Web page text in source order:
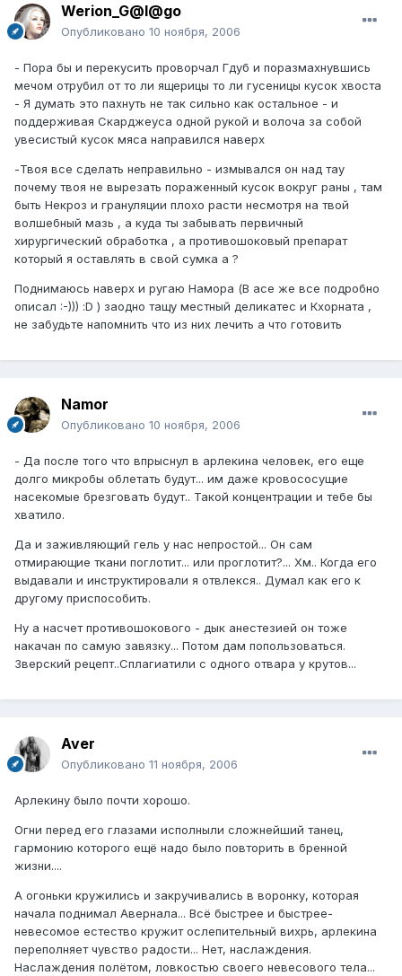
Werion_G@l@go
Опубликовано 10 ноября, 2006
- Пора бы и перекусить проворчал Гдуб и поразмахнувшись
мечом отрубил от то ли ящерицы то ли гусеницы кусок хвоста
- Я думать это пахнуть не так сильно как остальное - и
поддерживая Скарджеуса одной рукой и волоча за собой
увесистый кусок мяса направился наверх
-Твоя все сделать неправильно - измывался он над тау
почему твоя не вырезать пораженный кусок вокруг раны , там
быть Некроз и грануляции плохо расти несмотря на твой
волшебный мазь , а куда ты забывать первичный
хирургический обработка , а противошоковый препарат
который я оставлять в свой сумка а ?
Поднимаюсь наверх и ругаю Намора (В асе же все подробно
описал :-))) :D ) заодно тащу местный деликатес и Кхорната ,
не забудьте напомнить что из них лечить а что готовить
Namor
Опубликовано 10 ноября, 2006
- Да после того что впрыснул в арлекина человек, его еще
долго микробы облетать будут... им даже кровососущие
насекомые брезговать будут.. Такой концентрации и тебе бы
хватило.
Да и заживляющий гель у нас непростой... Он сам
отмирающие ткани поглотит... или проглотит?... Хм.. Когда его
выдавали и инструктировали я отвлекся.. Думал как его к
другому приспособить.
Ну а насчет противошокового - дык анестезией он тоже
накачан по самую завязку... Потом дам попользоваться.
Зверский рецепт..Сплагиатили с одного отвара у крутов...
Aver
Опубликовано 11 ноября, 2006
Арлекину было почти хорошо.
Огни перед его глазами исполныли сложнейший танец,
гармонию которого ещё надо было повторить в бренной
жизни....
А огоньки кружились и закручивались в воронку, которая
начала поднимал Авернала... Всё быстрее и быстрее-
невесомое естество кружит ослепительный вихрь, арлекина
переполняет чувство радости... Нет, наслаждения.
Наслаждения полётом, ловкостью своего невесового тела...